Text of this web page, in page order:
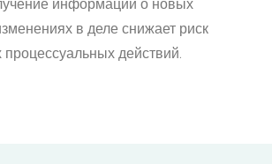
информации о новых
в деле снижает риск
действий.